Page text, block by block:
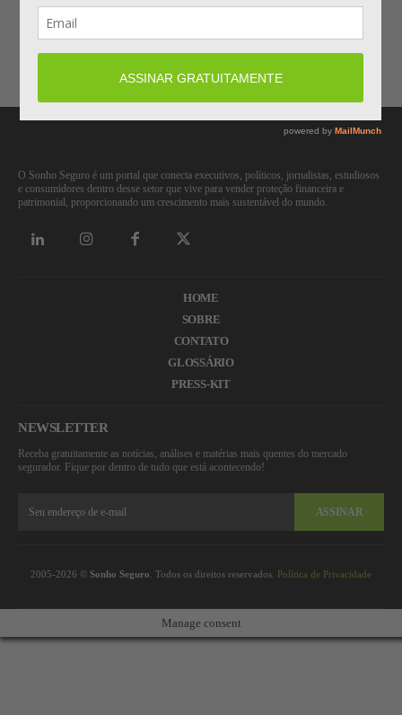
O Sonho Seguro é um portal que conecta executivos, políticos, jornalistas, estudiosos
e consumidores dentro desse setor que vive para vender proteção financeira e
patrimonial, proporcionando um crescimento mais sustentável do mundo.
HOME
SOBRE
CONTATO
GLOSSÁRIO
PRESS-KIT
NEWSLETTER
Receba gratuitamente as notícias, análises e matérias mais quentes do mercado
segurador. Fique por dentro de tudo que está acontecendo!
ASSINAR
2005-2026 © Sonho Seguro . Todos os direitos reservados. Política de Privacidade
Manage consent